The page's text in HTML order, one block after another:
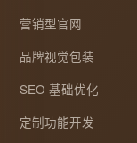
营销型官网
品牌视觉包装
SEO 基础优化
定制功能开发